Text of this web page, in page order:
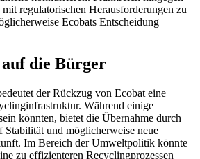
regulatorischen Herausforderungen zu
Ecobats Entscheidung
die Bürger
der Rückzug von Ecobat eine
Während einige
könnten, bietet die Übernahme durch
Stabilität und möglicherweise neue
Im Bereich der Umweltpolitik könnte
zu effizienteren Recyclingprozessen